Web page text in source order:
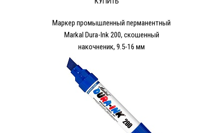
Маркер промышленный перманентный
Markal Dura-Ink 200, скошенный
накочненик, 9.5-16 мм